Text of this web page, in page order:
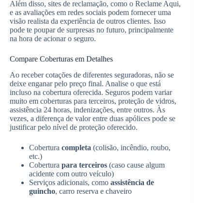
Além disso, sites de reclamação, como o Reclame Aqui,
e as avaliações em redes sociais podem fornecer uma
visão realista da experiência de outros clientes. Isso
pode te poupar de surpresas no futuro, principalmente
na hora de acionar o seguro.
Compare Coberturas em Detalhes
Ao receber cotações de diferentes seguradoras, não se
deixe enganar pelo preço final. Analise o que está
incluso na cobertura oferecida. Seguros podem variar
muito em coberturas para terceiros, proteção de vidros,
assistência 24 horas, indenizações, entre outros. Às
vezes, a diferença de valor entre duas apólices pode se
justificar pelo nível de proteção oferecido.
Cobertura completa (colisão, incêndio, roubo,
etc.)
Cobertura para terceiros (caso cause algum
acidente com outro veículo)
Serviços adicionais, como assistência de
guincho, carro reserva e chaveiro